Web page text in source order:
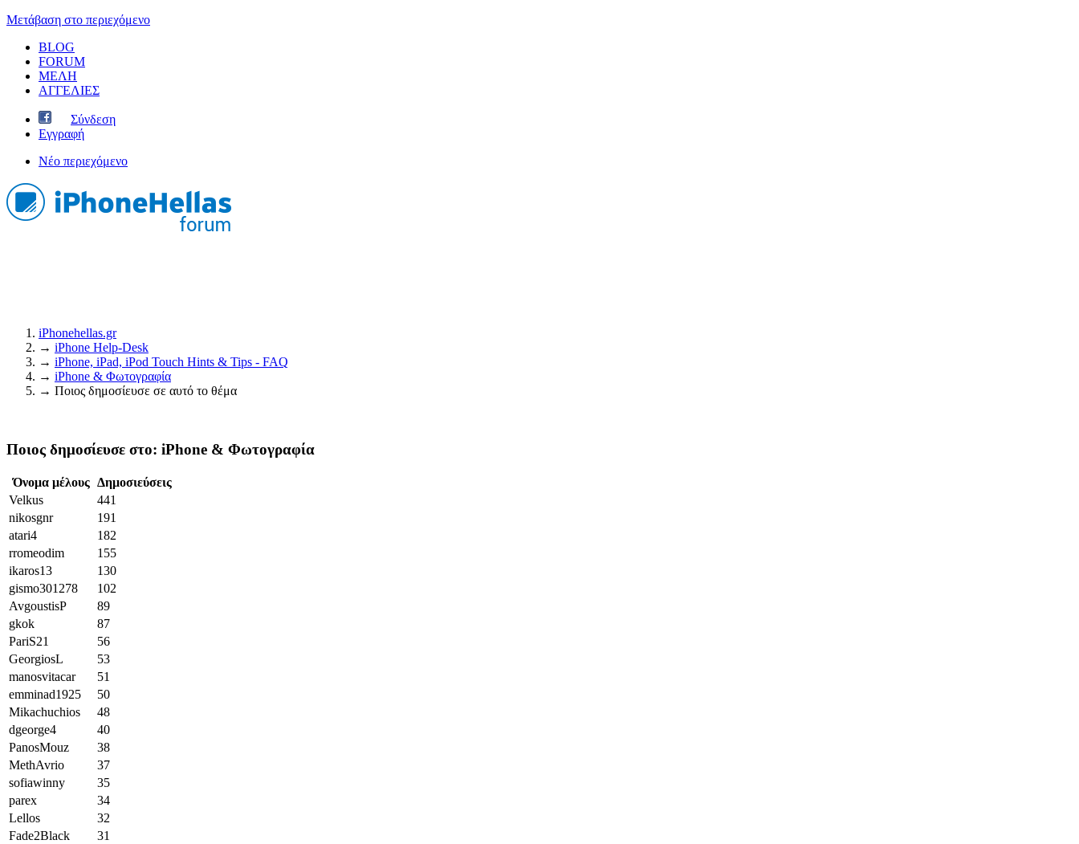
Μετάβαση στο περιεχόμενο
BLOG
FORUM
ΜΕΛΗ
ΑΓΓΕΛΙΕΣ
Σύνδεση
Εγγραφή
Νέο περιεχόμενο
iPhonehellas.gr
→ iPhone Help-Desk
→ iPhone, iPad, iPod Touch Hints & Tips - FAQ
→ iPhone & Φωτογραφία
→ Ποιος δημοσίευσε σε αυτό το θέμα
Ποιος δημοσίευσε στο: iPhone & Φωτογραφία
Όνομα μέλους Δημοσιεύσεις
Velkus
441
nikosgnr
191
atari4
182
rromeodim
155
ikaros13
130
gismo301278
102
AvgoustisP
89
gkok
87
PariS21
56
GeorgiosL
53
manosvitacar
51
emminad1925
50
Mikachuchios
48
dgeorge4
40
PanosMouz
38
MethAvrio
37
sofiawinny
35
parex
34
Lellos
32
Fade2Black
31